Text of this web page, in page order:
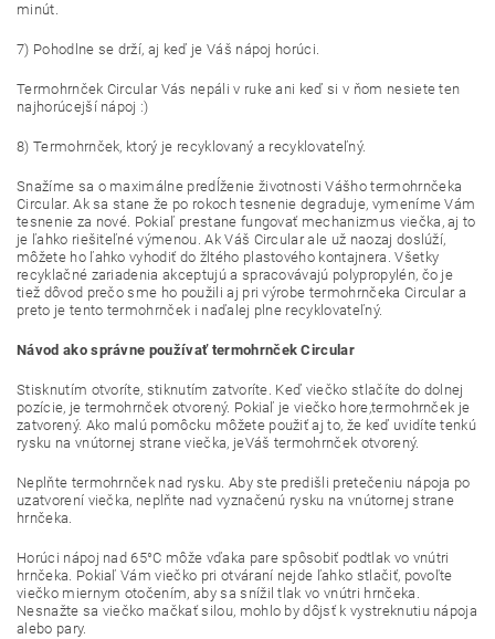
minút.
7) Pohodlne se drží, aj keď je Váš nápoj horúci.
Termohrnček Circular Vás nepáli v ruke ani keď si v ňom nesiete ten
najhorúcejší nápoj :)
8) Termohrnček, ktorý je recyklovaný a recyklovateľný.
Snažíme sa o maximálne predĺženie životnosti Vášho termohrnčeka
Circular. Ak sa stane že po rokoch tesnenie degraduje, vymeníme Vám
tesnenie za nové. Pokiaľ prestane fungovať mechanizmus viečka, aj to
je ľahko riešiteľné výmenou. Ak Váš Circular ale už naozaj doslúží,
môžete ho ľahko vyhodiť do žltého plastového kontajnera. Všetky
recyklačné zariadenia akceptujú a spracovávajú polypropylén, čo je
tiež dôvod prečo sme ho použili aj pri výrobe termohrnčeka Circular a
preto je tento termohrnček i naďalej plne recyklovateľný.
Návod ako správne používať termohrnček Circular
Stisknutím otvoríte, stiknutím zatvoríte. Keď viečko stlačíte do dolnej
pozície, je termohrnček otvorený. Pokiaľ je viečko hore,termohrnček je
zatvorený. Ako malú pomôcku môžete použiť aj to, že keď uvidíte tenkú
rysku na vnútornej strane viečka, jeVáš termohrnček otvorený.
Neplňte termohrnček nad rysku. Aby ste predišli pretečeniu nápoja po
uzatvorení viečka, neplňte nad vyznačenú rysku na vnútornej strane
hrnčeka.
Horúci nápoj nad 65°C môže vďaka pare spôsobiť podtlak vo vnútri
hrnčeka. Pokiaľ Vám viečko pri otváraní nejde ľahko stlačiť, povoľte
viečko miernym otočením, aby sa snížil tlak vo vnútri hrnčeka.
Nesnažte sa viečko mačkať silou, mohlo by dôjsť k vystreknutiu nápoja
alebo pary.